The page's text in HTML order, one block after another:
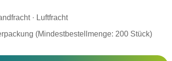
· Luftfracht
(Mindestbestellmenge: 200 Stück)